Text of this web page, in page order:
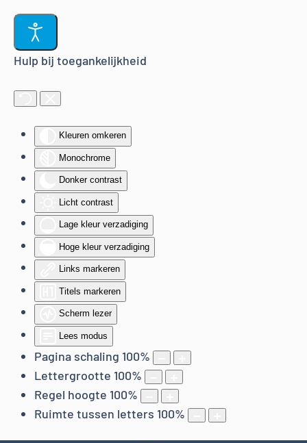
Hulp bij toegankelijkheid
Kleuren omkeren
Monochrome
Donker contrast
Licht contrast
Lage kleur verzadiging
Hoge kleur verzadiging
Links markeren
Titels markeren
Scherm lezer
Lees modus
Pagina schaling 100%
Lettergrootte 100%
Regel hoogte 100%
Ruimte tussen letters 100%
Terug naar hoofdinhoud